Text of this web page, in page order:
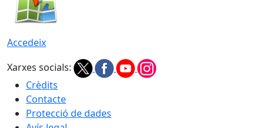
Accedeix
Xarxes socials:
Crèdits
Contacte
Protecció de dades